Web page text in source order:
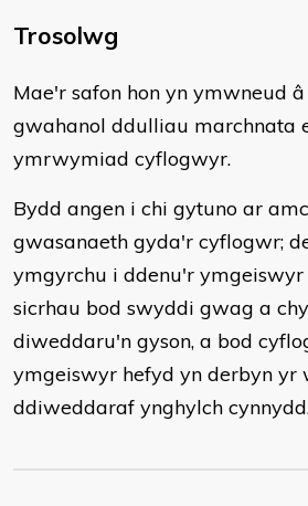
Trosolwg
Mae'r safon hon yn ymwneud
gwahanol ddulliau marchnata
ymrwymiad cyflogwyr.
Bydd angen i chi gytuno ar
gwasanaeth gyda'r cyflogwr;
ymgyrchu i ddenu'r
sicrhau bod swyddi gwag a
diweddaru'n gyson, a bod
ymgeiswyr hefyd yn derbyn yr
ddiweddaraf ynghylch